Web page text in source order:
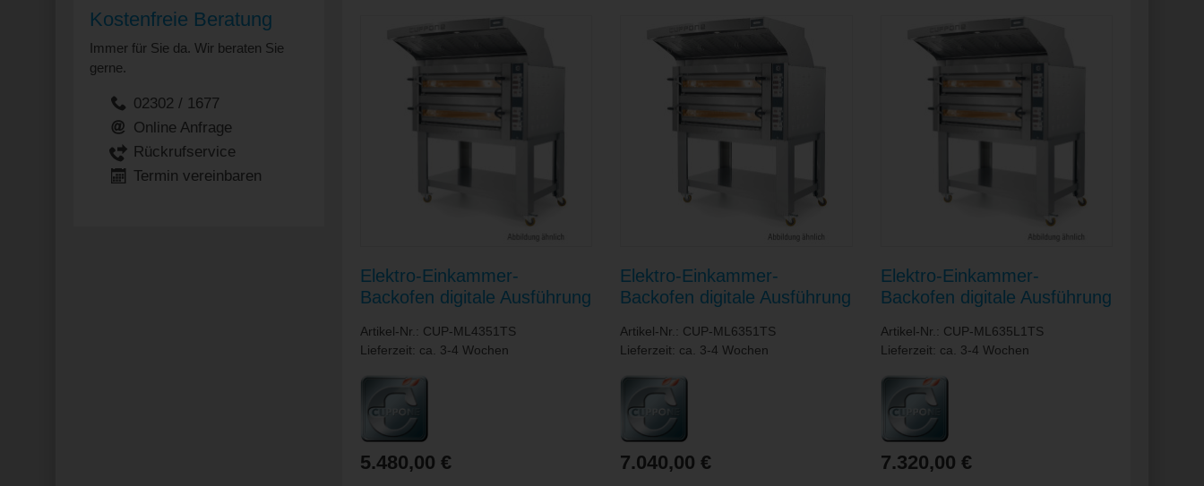
Elektro-Einkammer-
Backofen digitale Ausführung
140 mm
Artikel-Nr.: CUP-ML4351TS
Lieferzeit: ca. 3-4 Wochen
5.480,00 €
Elektro-Einkammer-
Backofen digitale Ausführung
140 mm
Artikel-Nr.: CUP-ML6351TS
Lieferzeit: ca. 3-4 Wochen
7.040,00 €
Elektro-Einkammer-
Backofen digitale Ausführung
140 mm
Artikel-Nr.: CUP-ML635L1TS
Lieferzeit: ca. 3-4 Wochen
7.320,00 €
Kostenfreie Beratung
Immer für Sie da. Wir beraten Sie
gerne.
02302 / 1677
Online Anfrage
Rückrufservice
Termin vereinbaren